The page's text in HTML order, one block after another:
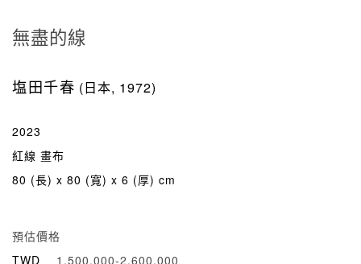
無盡的線
塩田千春 (日本, 1972)
2023
紅線 畫布
80 (長) x 80 (寬) x 6 (厚) cm
預估價格
TWD
1,500,000-2,600,000